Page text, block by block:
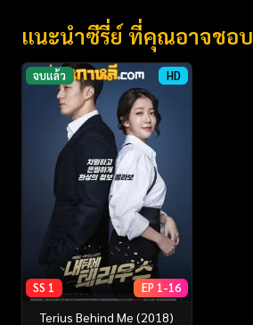
แนะนำซีรี่ย์ ที่คุณอาจชอบ
จบแล้ว HD
SS 1 EP 1-16
Terius Behind Me (2018)